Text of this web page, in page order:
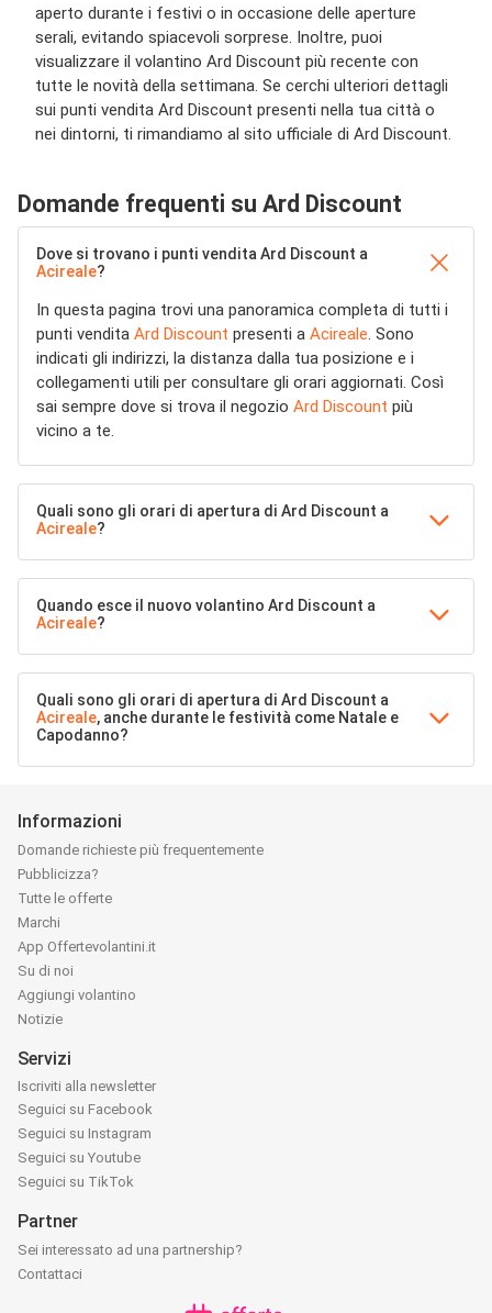
aperto durante i festivi o in occasione delle aperture
serali, evitando spiacevoli sorprese. Inoltre, puoi
visualizzare il volantino Ard Discount più recente con
tutte le novità della settimana. Se cerchi ulteriori dettagli
sui punti vendita Ard Discount presenti nella tua città o
nei dintorni, ti rimandiamo al sito ufficiale di Ard Discount.
Domande frequenti su Ard Discount
Dove si trovano i punti vendita Ard Discount a
Acireale?
In questa pagina trovi una panoramica completa di tutti i
punti vendita Ard Discount presenti a Acireale. Sono
indicati gli indirizzi, la distanza dalla tua posizione e i
collegamenti utili per consultare gli orari aggiornati. Così
sai sempre dove si trova il negozio Ard Discount più
vicino a te.
Quali sono gli orari di apertura di Ard Discount a
Acireale?
Quando esce il nuovo volantino Ard Discount a
Acireale?
Quali sono gli orari di apertura di Ard Discount a
Acireale, anche durante le festività come Natale e
Capodanno?
Informazioni
Domande richieste più frequentemente
Pubblicizza?
Tutte le offerte
Marchi
App Offertevolantini.it
Su di noi
Aggiungi volantino
Notizie
Servizi
Iscriviti alla newsletter
Seguici su Facebook
Seguici su Instagram
Seguici su Youtube
Seguici su TikTok
Partner
Sei interessato ad una partnership?
Contattaci